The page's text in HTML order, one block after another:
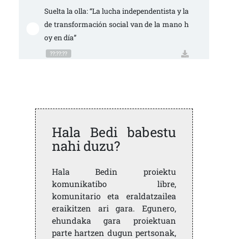
Suelta la olla: “La lucha independentista y la
de transformación social van de la mano h
oy en día”
??:??:??
Hala Bedi babestu
nahi duzu?
Hala Bedin proiektu
komunikatibo libre,
komunitario eta eraldatzailea
eraikitzen ari gara. Egunero,
ehundaka gara proiektuan
parte hartzen dugun pertsonak,